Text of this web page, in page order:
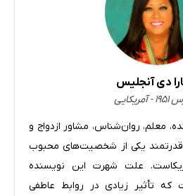
دی آنجلیس
معلم، روان‌شناس، مشاور ازدواج و
یکی از شخصیت‌های محبوب
علت شهرت این نویسنده
تأثیر زیادی در روابط عاطفی